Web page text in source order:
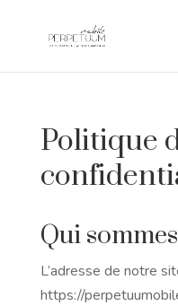
Politique
Qui
L’adresse de notre
https://